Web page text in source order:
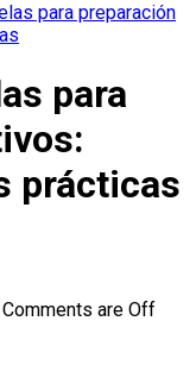
para preparación
para
prácticas
Comments are Off